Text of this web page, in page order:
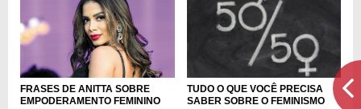
FRASES DE ANITTA SOBRE
EMPODERAMENTO FEMININO
TUDO O QUE VOCÊ PRECISA
SABER SOBRE O FEMINISMO